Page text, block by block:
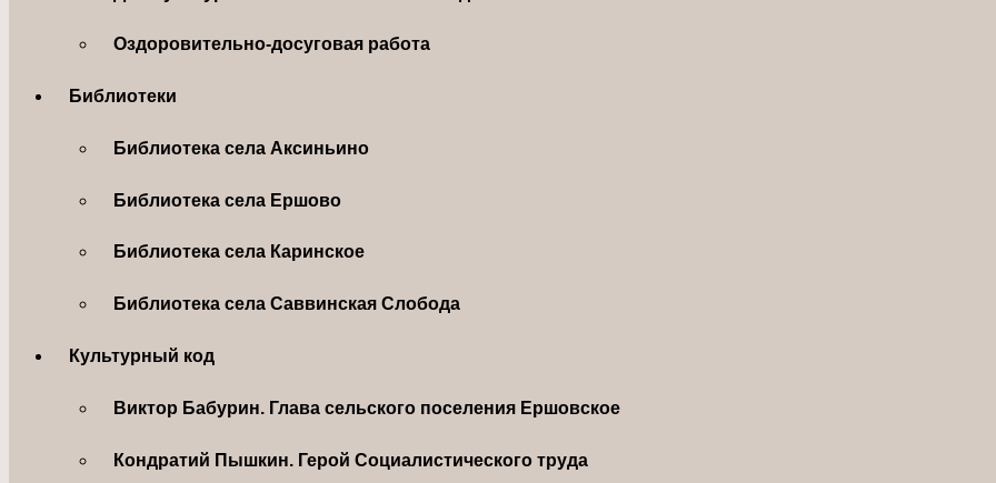
Оздоровительно-досуговая работа
Библиотеки
Библиотека села Аксиньино
Библиотека села Ершово
Библиотека села Каринское
Библиотека села Саввинская Слобода
Культурный код
Виктор Бабурин. Глава сельского поселения Ершовское
Кондратий Пышкин. Герой Социалистического труда